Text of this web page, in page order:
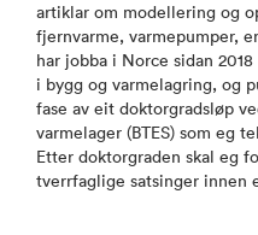
artiklar om modellering og
fjernvarme, varmepumper,
har jobba i Norce sidan
i bygg og varmelagring, og
fase av eit doktorgradsløp
varmelager (BTES) som eg
Etter doktorgraden skal eg
tverrfaglige satsinger innen